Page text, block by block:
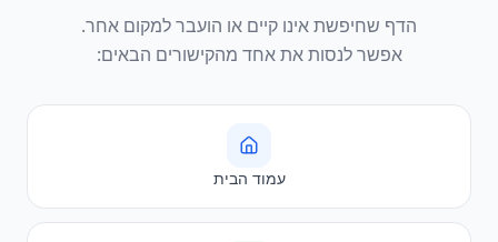
הדף שחיפשת אינו קיים או הועבר למקום אחר.
אפשר לנסות את אחד מהקישורים הבאים:
עמוד הבית